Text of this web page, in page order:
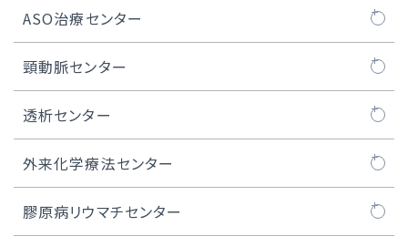
症例実績
デバイス植込み後の管理
リード抜去について
実績
口腔がん
咽頭がん
喉頭がん
上顎洞がん
唾液腺がん
内視鏡治療
医師紹介
内視鏡センター長のご紹介
結石治療センターについて
ASO治療センター
ASO治療センターについて
閉塞性動脈硬化症
ASOの治療例
難易度の高い治療例
頸動脈センター
頸動脈センターについて
頸動脈ステント留置術
難易度の高いCAS・頸動脈ステント留置術
透析センター
透析センターについて
外来化学療法センター
外来化学療法センターについて
膠原病リウマチセンター